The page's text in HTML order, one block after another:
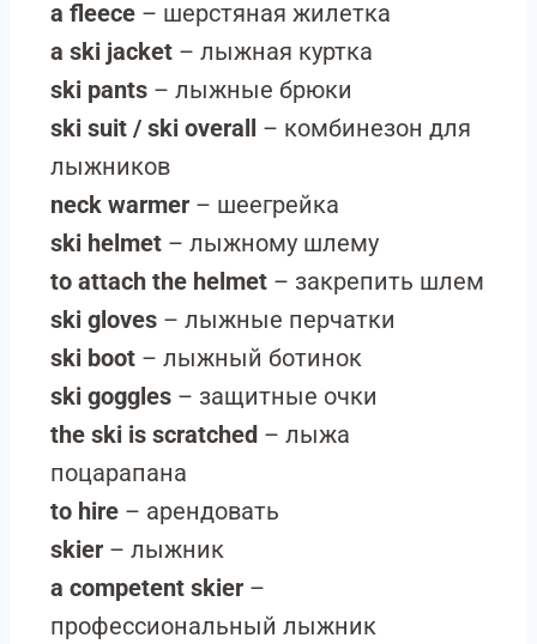
a fleece – шерстяная жилетка
a ski jacket – лыжная куртка
ski pants – лыжные брюки
ski suit / ski overall – комбинезон для
лыжников
neck warmer – шеегрейка
ski helmet – лыжному шлему
to attach the helmet – закрепить шлем
ski gloves – лыжные перчатки
ski boot – лыжный ботинок
ski goggles – защитные очки
the ski is scratched – лыжа
поцарапана
to hire – арендовать
skier – лыжник
a competent skier –
профессиональный лыжник